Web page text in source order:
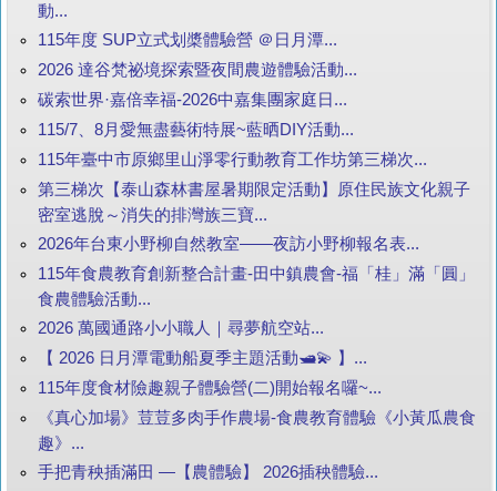
動...
115年度 SUP立式划槳體驗營 ＠日月潭...
2026 達谷梵祕境探索暨夜間農遊體驗活動...
碳索世界·嘉倍幸福-2026中嘉集團家庭日...
115/7、8月愛無盡藝術特展~藍晒DIY活動...
115年臺中市原鄉里山淨零行動教育工作坊第三梯次...
第三梯次【泰山森林書屋暑期限定活動】原住民族文化親子
密室逃脫～消失的排灣族三寶...
2026年台東小野柳自然教室——夜訪小野柳報名表...
115年食農教育創新整合計畫-田中鎮農會-福「桂」滿「圓」
食農體驗活動...
2026 萬國通路小小職人｜尋夢航空站...
【 2026 日月潭電動船夏季主題活動🛥️💫 】...
115年度食材險趣親子體驗營(二)開始報名囉~...
《真心加場》荳荳多肉手作農場-食農教育體驗《小黃瓜農食
趣》...
手把青秧插滿田 —【農體驗】 2026插秧體驗...